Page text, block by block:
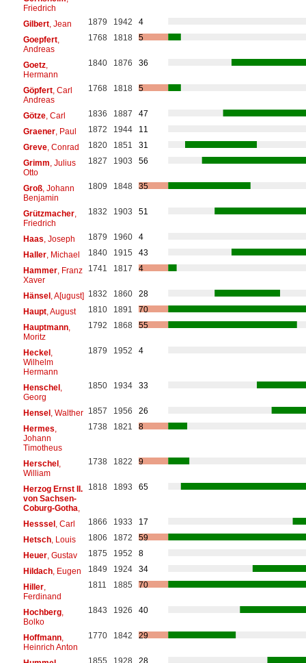
Friedrich
Gilbert, Jean 1879 1942
4
Goepfert,
Andreas
1768 1818 5
Goetz,
Hermann
1840 1876 36
Göpfert, Carl
Andreas
1768 1818 5
Götze, Carl 1836 1887
47
Graener, Paul 1872 1944
11
Greve, Conrad 1820 1851
31
Grimm , Julius
Otto
1827 1903 56
Groß, Johann
Benjamin
1809 1848 35
Grützmacher,
Friedrich
1832 1903 51
Haas , Joseph 1879 1960
4
Haller, Michael 1840 1915
43
Hammer, Franz
Xaver
1741 1817 4
Hänsel, A[ugust] 1832 1860
28
Haupt, August 1810 1891
70
Hauptmann,
Moritz
1792 1868 55
Heckel,
Wilhelm
Hermann
1879 1952 4
Henschel,
Georg
1850 1934 33
Hensel, Walther 1857 1956
26
Hermes
Johann
Timotheus
1738 1821 8
Herschel,
William
1738 1822 9
Herzog Ernst II.
von Sachsen-
Coburg-Gotha
1818 1893 65
Hesssel, Carl 1866 1933
17
Hetsch, Louis 1806 1872
59
Heuer, Gustav 1875 1952
8
Hildach, Eugen 1849 1924
34
Hiller,
Ferdinand
1811 1885 70
Hochberg,
Bolko
1843 1926 40
Hoffmann,
Heinrich Anton
1770 1842 29
1855 1928 28